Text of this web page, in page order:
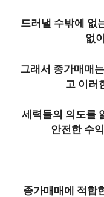
드러낼 수밖에 없
없
그래서 종가매매
고 이러
세력들의 의도를
안전한 수
종가매매에 적합